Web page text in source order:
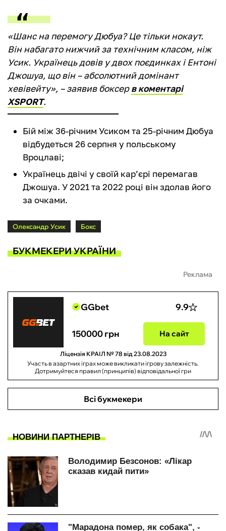
«Шанс на перемогу Дюбуа? Це тільки нокаут.
Він набагато нижчий за технічним класом, ніж
Усик. Українець довів у двох поєдинках і Ентоні
Джошуа, що він – абсолютний домінант
хевівейту», – заявив боксерв коментарі
XSPORT.
Бій між 36-річним Усиком та 25-річним Дюбуа
відбудеться 26 серпня у польському
Вроцлаві;
Українець двічі у своїй кар’єрі перемагав
Джошуа. У 2021 та 2022 році він здолав його
за очками.
Олександр Усик Бокс
БУКМЕКЕРИ УКРАЇНИ
Реклама
GGbet 9.9
150000 грн На сайт
Ліцензія КРАІЛ № 78 від 23.08.2023
Участь в азартних іграх може викликати ігрову залежність.
Дотримуйтеся правил (принципів) відповідальної гри
Всі букмекери